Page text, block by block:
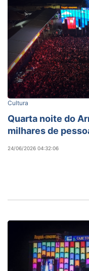
Cultura
Quarta noite do
milhares de
24/06/2026 04:32:06